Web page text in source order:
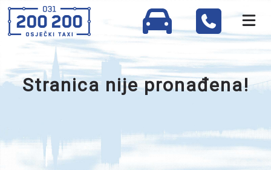
Stranica nije pronađena!